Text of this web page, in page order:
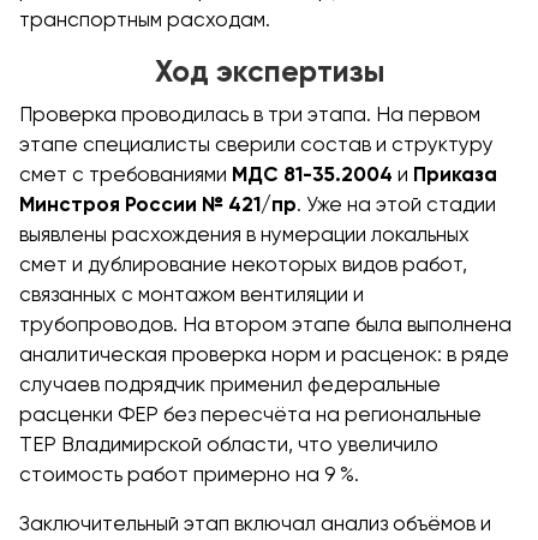
транспортным расходам.
Ход экспертизы
Проверка проводилась в три этапа. На первом
этапе специалисты сверили состав и структуру
смет с требованиями МДС 81-35.2004 и Приказа
Минстроя России № 421/пр. Уже на этой стадии
выявлены расхождения в нумерации локальных
смет и дублирование некоторых видов работ,
связанных с монтажом вентиляции и
трубопроводов. На втором этапе была выполнена
аналитическая проверка норм и расценок: в ряде
случаев подрядчик применил федеральные
расценки ФЕР без пересчёта на региональные
ТЕР Владимирской области, что увеличило
стоимость работ примерно на 9 %.
Заключительный этап включал анализ объёмов и